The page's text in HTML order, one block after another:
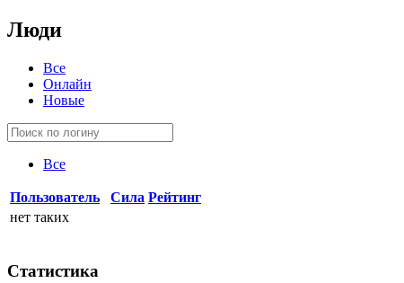
Люди
Все
Онлайн
Новые
Все
Пользователь Сила Рейтинг
нет таких
Статистика